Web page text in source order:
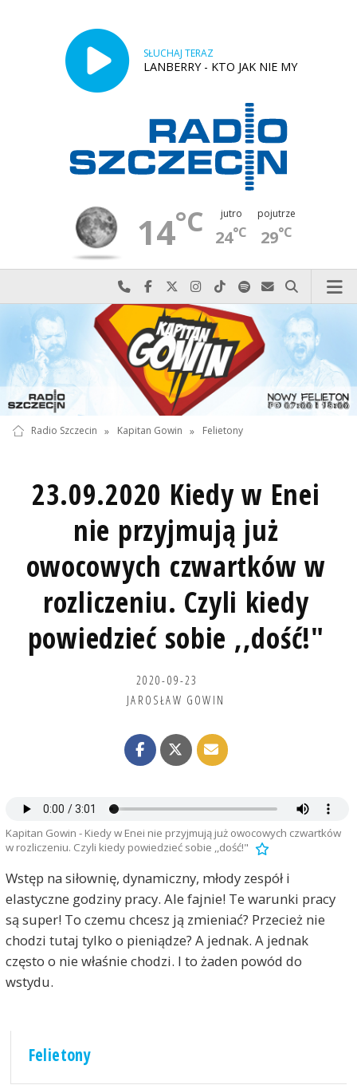
SŁUCHAJ TERAZ
LANBERRY - KTO JAK NIE MY
14°C jutro
24°C
pojutrze
29°C
Najlepiej po prostu do nas zadzwoń
Odwiedź nas na Facebook-u
Odwiedź nas na X
Odwiedź nas na Instagram-ie
Odwiedź nas na TikTok-u
Szukaj nas na Spotify
Wyślij do nas
Szukaj
Radio Szczecin » Kapitan Gowin » Felietony
23.09.2020 Kiedy w Enei
nie przyjmują już
owocowych czwartków w
rozliczeniu. Czyli kiedy
powiedzieć sobie ,,dość!"
2020-09-23
JAROSŁAW GOWIN
Kapitan Gowin - Kiedy w Enei nie przyjmują już owocowych czwartków
w rozliczeniu. Czyli kiedy powiedzieć sobie ,,dość!"
Wstęp na siłownię, dynamiczny, młody zespół i
elastyczne godziny pracy. Ale fajnie! Te warunki pracy
są super! To czemu chcesz ją zmieniać? Przecież nie
chodzi tutaj tylko o pieniądze? A jednak. A jednak
często o nie właśnie chodzi. I to żaden powód do
wstydu.
Felietony